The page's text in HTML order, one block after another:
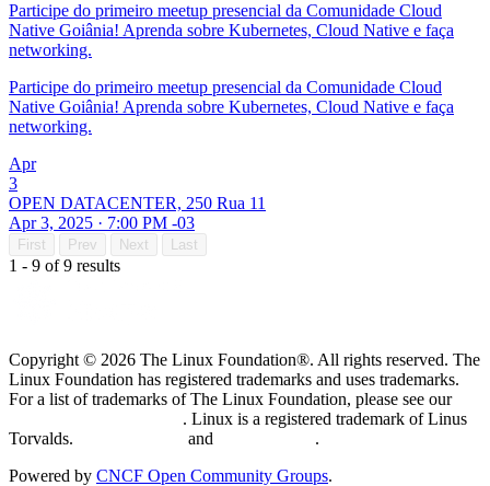
Participe do primeiro meetup presencial da Comunidade Cloud
Native Goiânia! Aprenda sobre Kubernetes, Cloud Native e faça
networking.
Participe do primeiro meetup presencial da Comunidade Cloud
Native Goiânia! Aprenda sobre Kubernetes, Cloud Native e faça
networking.
Apr
3
OPEN DATACENTER, 250 Rua 11
Apr 3, 2025 · 7:00 PM -03
First Prev Next Last
1 - 9 of 9 results
Copyright © 2026 The Linux Foundation®. All rights reserved. The
Linux Foundation has registered trademarks and uses trademarks.
For a list of trademarks of The Linux Foundation, please see our
. Linux is a registered trademark of Linus
Torvalds.
and
.
Powered by CNCF Open Community Groups.